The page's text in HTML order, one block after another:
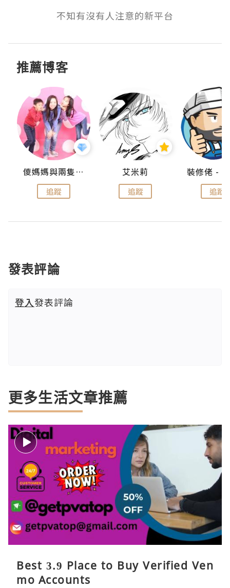
不知有沒有人注意的新平台
推薦博客
儍媽媽與兩隻小魔怪之家
追蹤
艾米莉
追蹤 追蹤
發表評論
登入發表評論
更多生活文章推薦
Best 3.9 Place to Buy Verified Ven
mo Accounts